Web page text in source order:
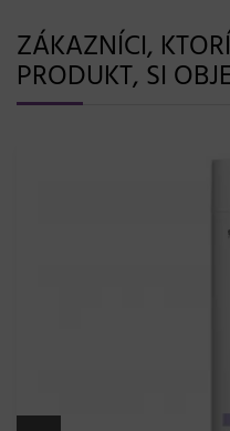
ZÁKAZNÍCI,
PRODUKT, SI